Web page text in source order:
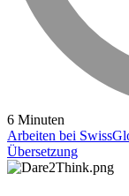
6 Minuten
Arbeiten bei
Übersetzung